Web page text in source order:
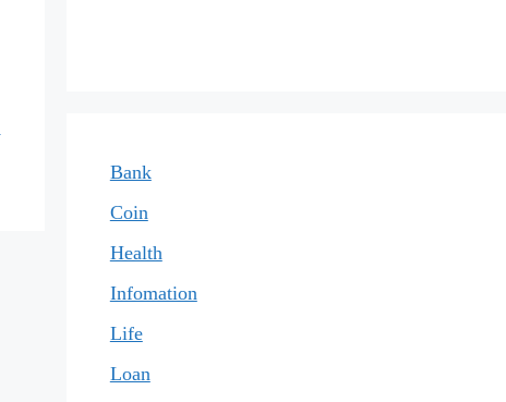
Bank
Coin
Health
Infomation
Life
Loan